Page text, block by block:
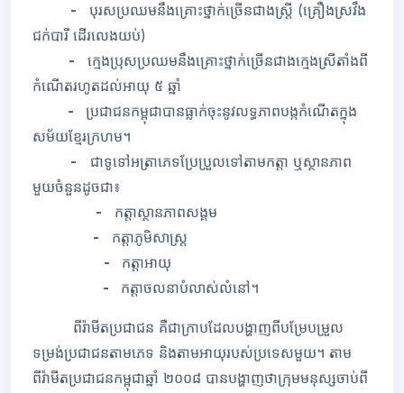
-
បុរសប្រឈមនឹងគ្រោះថ្នាក់ច្រើនជាងស្រ្តី (គ្រឿងស្រវឹង
ជក់បារី ដើរលេងយប់)
-
ក្មេងប្រុសប្រឈមនឹងគ្រោះថ្នាក់ច្រើនជាងក្មេងស្រីតាំងពី
កំណើតរហូតដល់អាយុ ៥ ឆ្នាំ
-
ប្រជាជនកម្ពុជាបានធ្លាក់ចុះនូវលទ្ធភាពបង្កកំណើតក្នុង
សម័យខ្មែរក្រហម។
- ជាទូទៅអត្រាភេទប្រែប្រួលទៅតាមកត្តា ឬស្ថានភាព
មួយចំនួនដូចជា៖
-
កត្តាស្ថានភាពសង្គម
-
កត្តាភូមិសាស្រ្ត
-
កត្តាអាយុ
-
កត្តាចលនាបំលាស់លំនៅ។
ពីរ៉ាមីតប្រជាជន គឺជាក្រាបដែលបង្ហាញពីបម្រែបម្រួល
ទម្រង់ប្រជាជនតាមភេទ និងតាមអាយុរបស់ប្រទេសមួយ។ តាម
ពីរ៉ាមីតប្រជាជនកម្ពុជាឆ្នាំ ២០០៨ បានបង្ហាញថាក្រុមមនុស្សចាប់ពី